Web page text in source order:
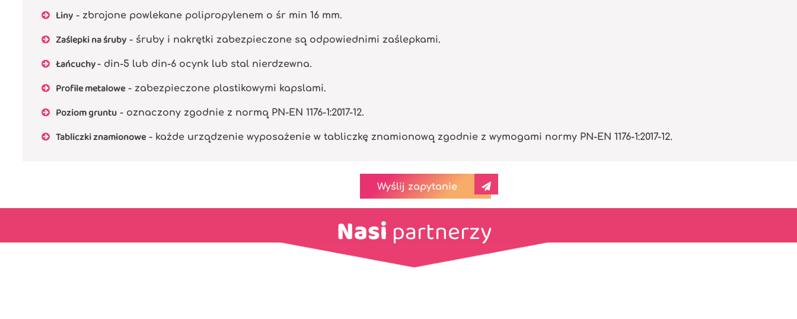
Liny - zbrojone powlekane polipropylenem o śr min 16 mm.
Zaślepki na śruby - śruby i nakrętki zabezpieczone są odpowiednimi zaślepkami.
Łańcuchy- din-5 lub din-6 ocynk lub stal nierdzewna.
Profile metalowe- zabezpieczone plastikowymi kapslami.
Poziom gruntu - oznaczony zgodnie z normą PN-EN 1176-1:2017-12.
Tabliczki znamionowe- każde urządzenie wyposażenie w tabliczkę znamionową zgodnie z wymogami normy PN-EN 1176-1:2017-12.
Wyślij zapytanie
Nasipartnerzy